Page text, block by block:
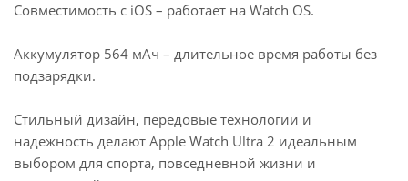
Совместимость с iOS – работает на Watch OS.
Аккумулятор 564 мАч – длительное время работы без
подзарядки.
Стильный дизайн, передовые технологии и
надежность делают Apple Watch Ultra 2 идеальным
выбором для спорта, повседневной жизни и